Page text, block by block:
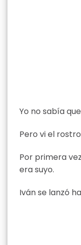
Yo no sabía
Pero vi el
Por primera
era suyo.
Iván se lanzó